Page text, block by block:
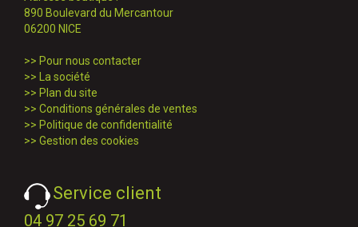
890 Boulevard du Mercantour
06200 NICE
>> Pour nous contacter
>>
La société
>> Plan du site
>> Conditions générales de ventes
>> Politique de confidentialité
>> Gestion des cookies
Service client
04 97 25 69 71